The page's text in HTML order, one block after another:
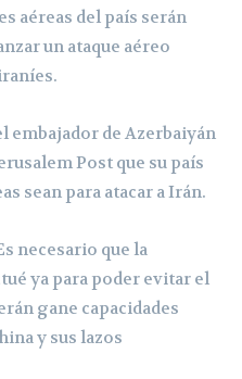
aéreas del país serán
un ataque aéreo
embajador de Azerbaiyán
Post que su país
sean para atacar a Irán.
necesario que la
ya para poder evitar el
gane capacidades
y sus lazos